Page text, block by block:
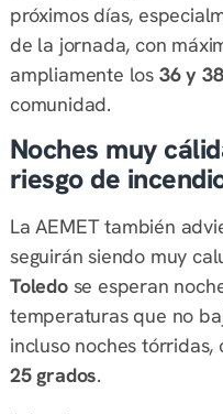
próximos días,
de la jornada, con
ampliamente los 36 y
comunidad.
Noches muy
riesgo de
La AEMET también
seguirán siendo muy
Toledose esperan
temperaturas que no
incluso noches tórridas,
25 grados.